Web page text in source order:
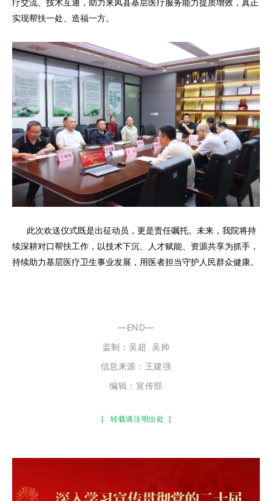
疗交流、技术互通，助力来凤县基层医疗服务能力提质增效，真正
实现帮扶一处、造福一方。
此次欢送仪式既是出征动员，更是责任嘱托。未来，我院将持
续深耕对口帮扶工作，以技术下沉、人才赋能、资源共享为抓手，
持续助力基层医疗卫生事业发展，用医者担当守护人民群众健康。
—END—
监制： 吴超
吴帅
信息来源： 王建强
编辑：宣传部
[ 转载请注明出处 ]